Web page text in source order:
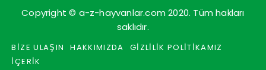
Copyright © a-z-hayvanlar.com 2020. Tüm hakları
saklıdır.
BİZE ULAŞIN HAKKIMIZDA
GİZLİLİK POLİTİKAMIZ
İÇERİK